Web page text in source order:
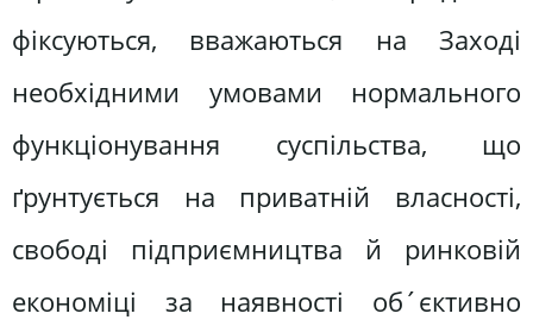
фіксуються, вважаються на Заході
необхідними умовами нормального
функціонування суспільства, що
ґрунтується на приватній власності,
свободі підприємництва й ринковій
економіці за наявності об´єктивно